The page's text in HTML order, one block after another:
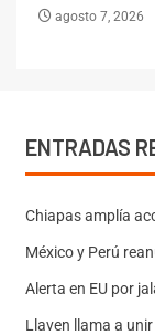
agosto 7, 2026
ENTRADAS
Chiapas amplía
México y Perú
Alerta en EU por
Llaven llama a